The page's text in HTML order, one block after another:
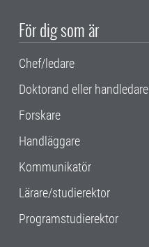
För dig som är
Chef/ledare
Doktorand eller handledare
Forskare
Handläggare
Kommunikatör
Lärare/studierektor
Programstudierektor